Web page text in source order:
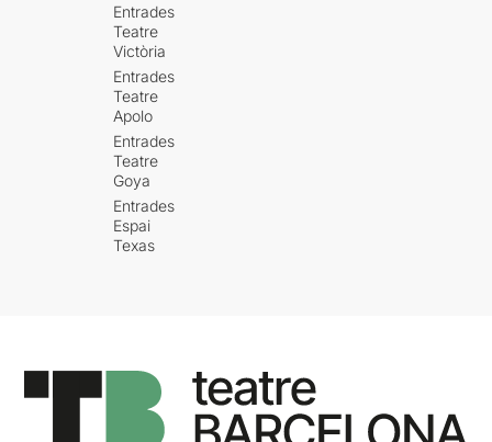
Entrades
Teatre
Victòria
Entrades
Teatre
Apolo
Entrades
Teatre
Goya
Entrades
Espai
Texas